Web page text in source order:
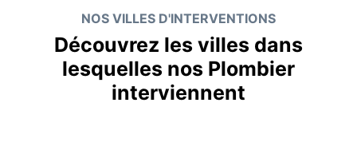
NOS VILLES D'INTERVENTIONS
Découvrez les villes dans
lesquelles nos Plombier
interviennent